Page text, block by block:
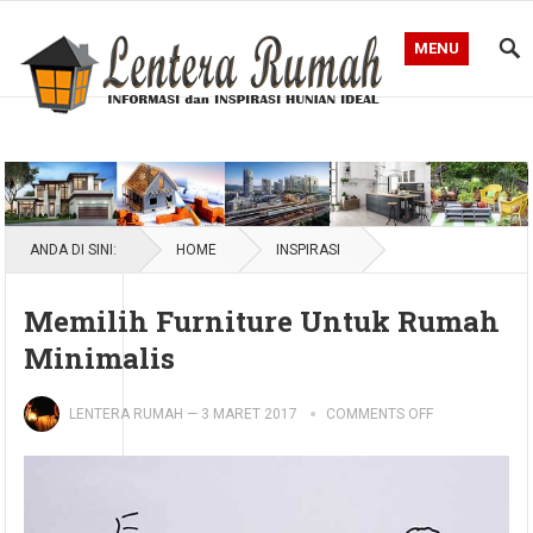
MENU
ANDA DI SINI: HOME INSPIRASI
Memilih Furniture Untuk Rumah
Minimalis
LENTERA RUMAH — 3 MARET 2017 COMMENTS OFF